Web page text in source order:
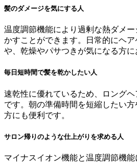
髪のダメージを気にする人
温度調節機能により過剰な熱ダメ
かすことができます。日常的にヘ
や、乾燥やパサつきが気になる方に
毎日短時間で髪を乾かしたい人
速乾性に優れているため、ロング
です。朝の準備時間を短縮したい
方にも便利です。
サロン帰りのような仕上がりを求める人
マイナスイオン機能と温度調節機